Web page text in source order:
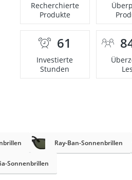
Recherchierte
Produkte
61
Investierte
Stunden
Ray-Ban-Sonnenbrillen
Sonnenbrillen